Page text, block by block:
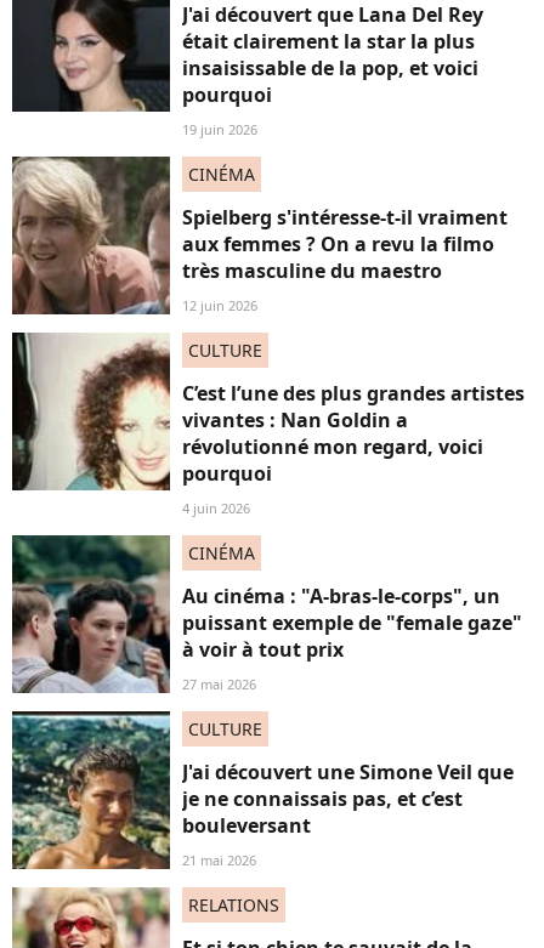
J'ai découvert que Lana Del Rey
était clairement la star la plus
insaisissable de la pop, et voici
pourquoi
19 juin 2026
CINÉMA
Spielberg s'intéresse-t-il vraiment
aux femmes ? On a revu la filmo
très masculine du maestro
12 juin 2026
CULTURE
C’est l’une des plus grandes artistes
vivantes : Nan Goldin a
révolutionné mon regard, voici
pourquoi
4 juin 2026
CINÉMA
Au cinéma : "A-bras-le-corps", un
puissant exemple de "female gaze"
à voir à tout prix
27 mai 2026
CULTURE
J'ai découvert une Simone Veil que
je ne connaissais pas, et c’est
bouleversant
21 mai 2026
RELATIONS